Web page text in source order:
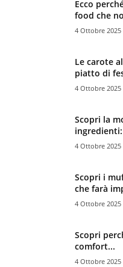
Ecco
food che
4 Ottobre 2025
Le carote
piatto di
4 Ottobre 2025
Scopri la
4 Ottobre 2025
Scopri i
che farà
4 Ottobre 2025
Scopri
comfort...
4 Ottobre 2025